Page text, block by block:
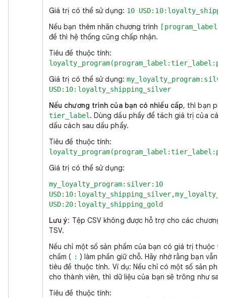
Giá trị có thể sử dụng: 10
Nếu bạn thêm nhãn chương trình [program_label]
đề thì hệ thống cũng chấp nhận.
Tiêu đề thuộc tính:
Giá trị có thể sử dụng:
USD:10:loyalty_shipping_silver
Nếu chương trình của bạn có nhiều cấp, thì bạn
tier_label . Dùng dấu phẩy để tách giá trị của
dấu cách sau dấu phẩy.
Tiêu đề thuộc tính:
Giá trị có thể sử dụng:
my_loyalty_program:silver:10
USD:20:loyalty_shipping_gold
Lưu ý: Tệp CSV không được hỗ trợ cho các
TSV.
Nếu chỉ một số sản phẩm của bạn có giá trị thuộc
chấm ( : ) làm phần giữ chỗ. Hãy nhớ rằng bạn vẫn
tiêu đề thuộc tính. Ví dụ: Nếu chỉ có một số sản
cho thành viên, thì dữ liệu của bạn sẽ trông như sau:
Tiêu đề thuộc tính: